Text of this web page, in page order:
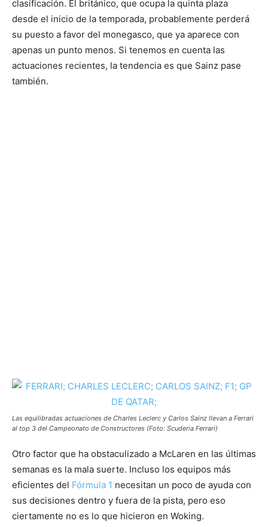
clasificación. El británico, que ocupa la quinta plaza
desde el inicio de la temporada, probablemente perderá
su puesto a favor del monegasco, que ya aparece con
apenas un punto menos. Si tenemos en cuenta las
actuaciones recientes, la tendencia es que Sainz pase
también.
Las equilibradas actuaciones de Charles Leclerc y Carlos Sainz llevan a Ferrari
al top 3 del Campeonato de Constructores (Foto: Scuderia Ferrari)
Otro factor que ha obstaculizado a McLaren en las últimas
semanas es la mala suerte. Incluso los equipos más
eficientes del Fórmula 1 necesitan un poco de ayuda con
sus decisiones dentro y fuera de la pista, pero eso
ciertamente no es lo que hicieron en Woking.